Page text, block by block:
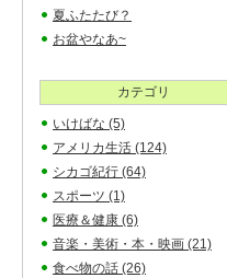
夏ふたたび？
お盆やなあ~
カテゴリ
いけばな (5)
アメリカ生活 (124)
シカゴ紀行 (64)
スポーツ (1)
医療＆健康 (6)
音楽・美術・本・映画 (21)
食べ物の話 (26)